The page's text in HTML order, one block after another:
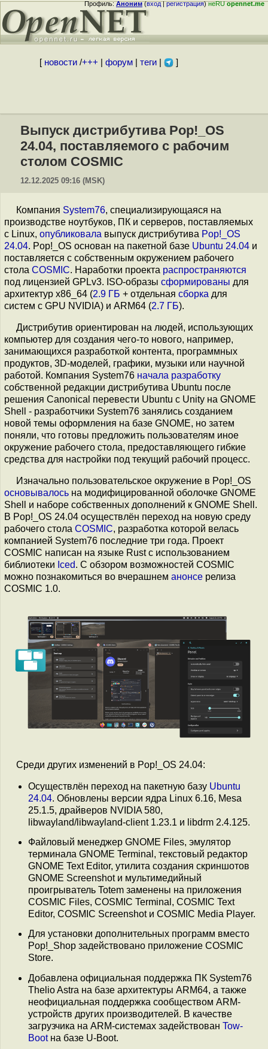
Профиль:Аноним(вход|регистрация)неRUopennet.me
[ новости/+++ форум| теги| ]
Выпуск дистрибутива Pop!_OS
24.04, поставляемого с рабочим
столом COSMIC
12.12.2025 09:16 (MSK)
Компания System76, специализирующаяся на
производстве ноутбуков, ПК и серверов, поставляемых
с Linux, опубликовала выпуск дистрибутива Pop!_OS
24.04. Pop!_OS основан на пакетной базе Ubuntu 24.04 и
поставляется с собственным окружением рабочего
стола COSMIC. Наработки проекта распространяются
под лицензией GPLv3. ISO-образы сформированы для
архитектур x86_64 (2.9 ГБ + отдельная сборка для
систем с GPU NVIDIA) и ARM64 (2.7 ГБ).
Дистрибутив ориентирован на людей, использующих
компьютер для создания чего-то нового, например,
занимающихся разработкой контента, программных
продуктов, 3D-моделей, графики, музыки или научной
работой. Компания System76 начала разработку
собственной редакции дистрибутива Ubuntu после
решения Canonical перевести Ubuntu с Unity на GNOME
Shell - разработчики System76 занялись созданием
новой темы оформления на базе GNOME, но затем
поняли, что готовы предложить пользователям иное
окружение рабочего стола, предоставляющего гибкие
средства для настройки под текущий рабочий процесс.
Изначально пользовательское окружение в Pop!_OS
основывалось на модифицированной оболочке GNOME
Shell и наборе собственных дополнений к GNOME Shell.
В Pop!_OS 24.04 осуществлён переход на новую среду
рабочего стола COSMIC, разработка которой велась
компанией System76 последние три года. Проект
COSMIC написан на языке Rust с использованием
библиотеки Iced. С обзором возможностей COSMIC
можно познакомиться во вчерашнем анонсе релиза
COSMIC 1.0.
Среди других изменений в Pop!_OS 24.04:
Осуществлён переход на пакетную базу Ubuntu
24.04. Обновлены версии ядра Linux 6.16, Mesa
25.1.5, драйверов NVIDIA 580,
libwayland/libwayland-client 1.23.1 и libdrm 2.4.125.
Файловый менеджер GNOME Files, эмулятор
терминала GNOME Terminal, текстовый редактор
GNOME Text Editor, утилита создания скриншотов
GNOME Screenshot и мультимедийный
проигрыватель Totem заменены на приложения
COSMIC Files, COSMIC Terminal, COSMIC Text
Editor, COSMIC Screenshot и COSMIC Media Player.
Для установки дополнительных программ вместо
Pop!_Shop задействовано приложение COSMIC
Store.
Добавлена официальная поддержка ПК System76
Thelio Astra на базе архитектуры ARM64, а также
неофициальная поддержка сообществом ARM-
устройств других производителей. В качестве
загрузчика на ARM-системах задействован Tow-
Bootна базе U-Boot.